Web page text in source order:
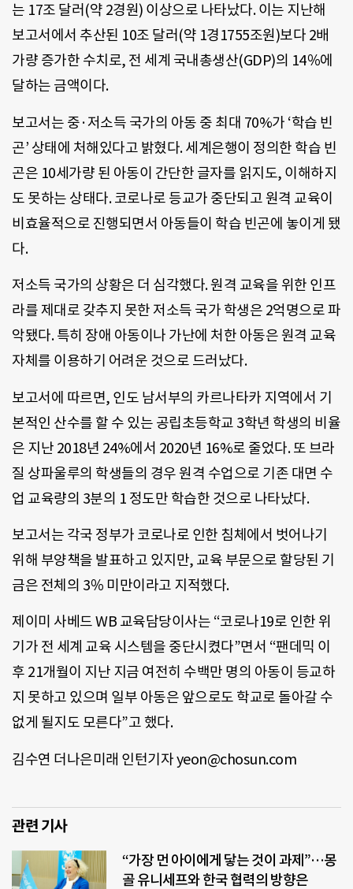
는 17조 달러(약 2경원) 이상으로 나타났다. 이는 지난해
보고서에서 추산된 10조 달러(약 1경1755조원)보다 2배
가량 증가한 수치로, 전 세계 국내총생산(GDP)의 14％에
달하는 금액이다.
보고서는 중·저소득 국가의 아동 중 최대 70%가 ‘학습 빈
곤’ 상태에 처해있다고 밝혔다. 세계은행이 정의한 학습 빈
곤은 10세가량 된 아동이 간단한 글자를 읽지도, 이해하지
도 못하는 상태다. 코로나로 등교가 중단되고 원격 교육이
비효율적으로 진행되면서 아동들이 학습 빈곤에 놓이게 됐
다.
저소득 국가의 상황은 더 심각했다. 원격 교육을 위한 인프
라를 제대로 갖추지 못한 저소득 국가 학생은 2억명으로 파
악됐다. 특히 장애 아동이나 가난에 처한 아동은 원격 교육
자체를 이용하기 어려운 것으로 드러났다.
보고서에 따르면, 인도 남서부의 카르나타카 지역에서 기
본적인 산수를 할 수 있는 공립초등학교 3학년 학생의 비율
은 지난 2018년 24%에서 2020년 16%로 줄었다. 또 브라
질 상파울루의 학생들의 경우 원격 수업으로 기존 대면 수
업 교육량의 3분의 1 정도만 학습한 것으로 나타났다.
보고서는 각국 정부가 코로나로 인한 침체에서 벗어나기
위해 부양책을 발표하고 있지만, 교육 부문으로 할당된 기
금은 전체의 3％ 미만이라고 지적했다.
제이미 사베드 WB 교육담당이사는 “코로나19로 인한 위
기가 전 세계 교육 시스템을 중단시켰다”면서 “팬데믹 이
후 21개월이 지난 지금 여전히 수백만 명의 아동이 등교하
지 못하고 있으며 일부 아동은 앞으로도 학교로 돌아갈 수
없게 될지도 모른다”고 했다.
김수연 더나은미래 인턴기자 yeon@chosun.com
관련 기사
“가장 먼 아이에게 닿는 것이 과제”…몽
골 유니세프와 한국 협력의 방향은